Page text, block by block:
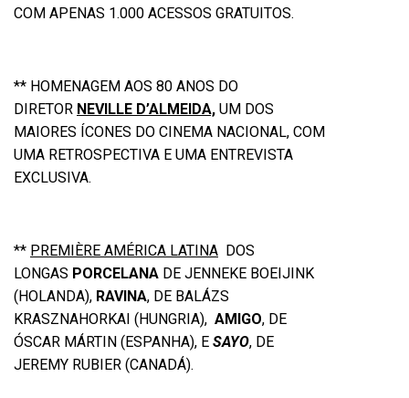
COM APENAS 1.000 ACESSOS GRATUITOS.
** HOMENAGEM AOS 80 ANOS DO
DIRETOR NEVILLE D’ALMEIDA, UM DOS
MAIORES ÍCONES DO CINEMA NACIONAL, COM
UMA RETROSPECTIVA E UMA ENTREVISTA
EXCLUSIVA.
** PREMIÈRE AMÉRICA LATINA DOS
LONGAS PORCELANA DE JENNEKE BOEIJINK
(HOLANDA), RAVINA, DE BALÁZS
KRASZNAHORKAI (HUNGRIA), AMIGO, DE
ÓSCAR MÁRTIN (ESPANHA), E SAYO, DE
JEREMY RUBIER (CANADÁ).